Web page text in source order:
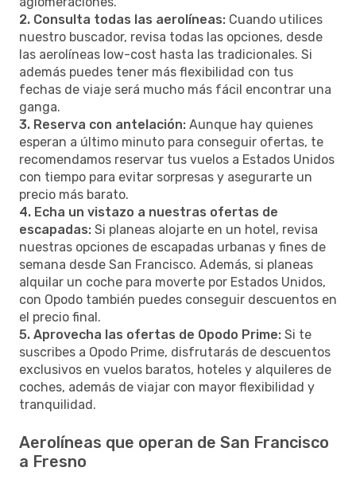
2. Consulta todas las aerolíneas: Cuando utilices
nuestro buscador, revisa todas las opciones, desde
las aerolíneas low-cost hasta las tradicionales. Si
además puedes tener más flexibilidad con tus
fechas de viaje será mucho más fácil encontrar una
ganga.
3. Reserva con antelación: Aunque hay quienes
esperan a último minuto para conseguir ofertas, te
recomendamos reservar tus vuelos a Estados Unidos
con tiempo para evitar sorpresas y asegurarte un
precio más barato.
4. Echa un vistazo a nuestras ofertas de
escapadas: Si planeas alojarte en un hotel, revisa
nuestras opciones de escapadas urbanas y fines de
semana desde San Francisco. Además, si planeas
alquilar un coche para moverte por Estados Unidos,
con Opodo también puedes conseguir descuentos en
el precio final.
5. Aprovecha las ofertas de Opodo Prime: Si te
suscribes a Opodo Prime, disfrutarás de descuentos
exclusivos en vuelos baratos, hoteles y alquileres de
coches, además de viajar con mayor flexibilidad y
tranquilidad.
Aerolíneas que operan de San Francisco
a Fresno